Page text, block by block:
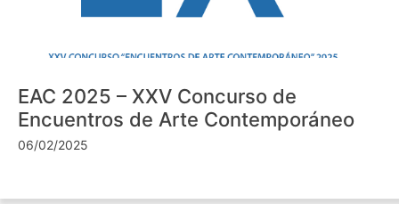
EAC 2025 – XXV Concurso de
Encuentros de Arte Contemporáneo
06/02/2025